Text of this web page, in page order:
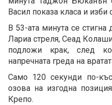
Васил показа класа и изби
В 53-ата минута се
Лариа стреля, Сеад
подложи крак, след
напречната греда на
Само 120 секунди по-
озова на изгодна
Крепо.